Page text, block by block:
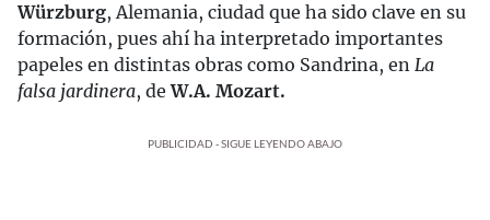
Würzburg, Alemania, ciudad que ha sido clave en su
formación, pues ahí ha interpretado importantes
papeles en distintas obras como Sandrina, en La
falsa jardinera, deW.A. Mozart.
PUBLICIDAD - SIGUE LEYENDO ABAJO